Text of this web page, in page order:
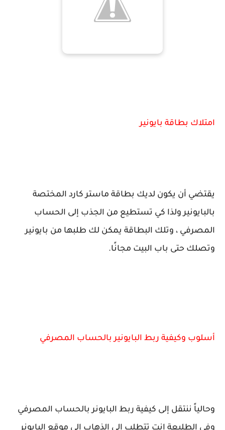
امتلاك بطاقة بايونير
يقتضي أن يكون لديك بطاقة ماستر كارد المختصة
بالبايونير ولذا كي تستطيع من الجذب إلى الحساب
المصرفي ، وتلك البطاقة يمكن لك طلبها من بايونير
وتصلك حتى باب البيت مجانًا.
أسلوب وكيفية ربط البايونير بالحساب المصرفي
وحالياً ننتقل إلى كيفية ربط البايونر بالحساب المصرفي
وفي الطليعة انت تتطلب إلى الذهاب إلى موقع البايونر